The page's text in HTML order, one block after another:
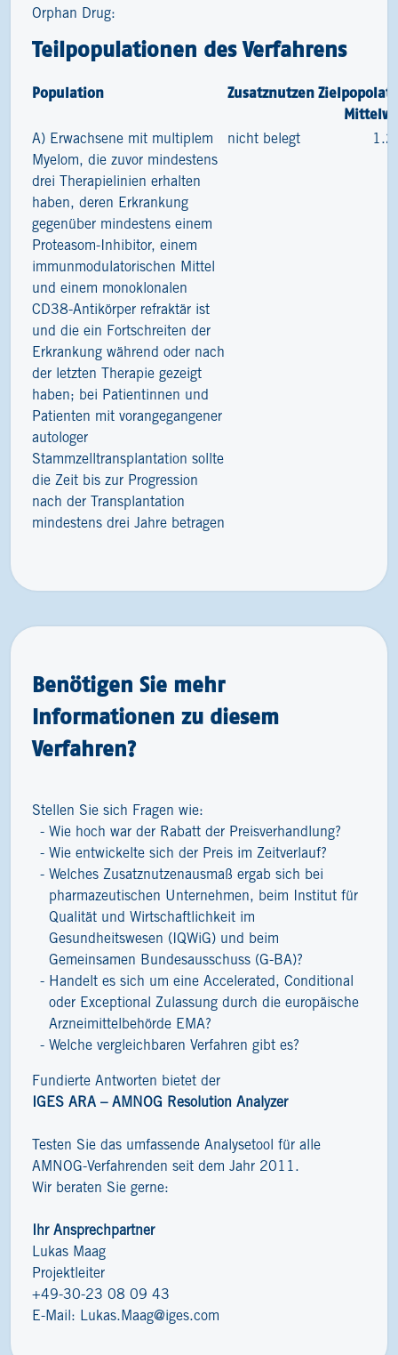
Orphan Drug:
Teilpopulationen des Verfahrens
Population Zusatznutzen
A) Erwachsene mit multiplem
Myelom, die zuvor mindestens
drei Therapielinien erhalten
haben, deren Erkrankung
gegenüber mindestens einem
Proteasom-Inhibitor, einem
immunmodulatorischen Mittel
und einem monoklonalen
CD38-Antikörper refraktär ist
und die ein Fortschreiten der
Erkrankung während oder nach
der letzten Therapie gezeigt
haben; bei Patientinnen und
Patienten mit vorangegangener
autologer
Stammzelltransplantation sollte
die Zeit bis zur Progression
nach der Transplantation
mindestens drei Jahre betragen
nicht belegt
Benötigen Sie mehr
Informationen zu diesem
Verfahren?
Stellen Sie sich Fragen wie:
Wie hoch war der Rabatt der Preisverhandlung?
Wie entwickelte sich der Preis im Zeitverlauf?
Welches Zusatznutzenausmaß ergab sich bei
pharmazeutischen Unternehmen, beim Institut für
Qualität und Wirtschaftlichkeit im
Gesundheitswesen (IQWiG) und beim
Gemeinsamen Bundesausschuss (G-BA)?
Handelt es sich um eine Accelerated, Conditional
oder Exceptional Zulassung durch die europäische
Arzneimittelbehörde EMA?
Welche vergleichbaren Verfahren gibt es?
Fundierte Antworten bietet der
IGES ARA – AMNOG Resolution Analyzer
Testen Sie das umfassende Analysetool für alle
AMNOG-Verfahrenden seit dem Jahr 2011.
Wir beraten Sie gerne:
Ihr Ansprechpartner
Lukas Maag
Projektleiter
+49-30-23 08 09 43
E-Mail: Lukas.Maag@iges.com